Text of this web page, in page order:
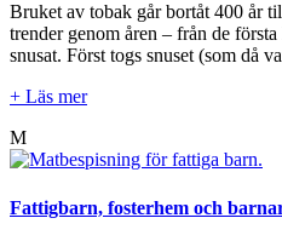
Bruket av tobak går bortåt 400 år
trender genom åren – från de
snusat. Först togs snuset (som då
+ Läs mer
M
Fattigbarn, fosterhem och